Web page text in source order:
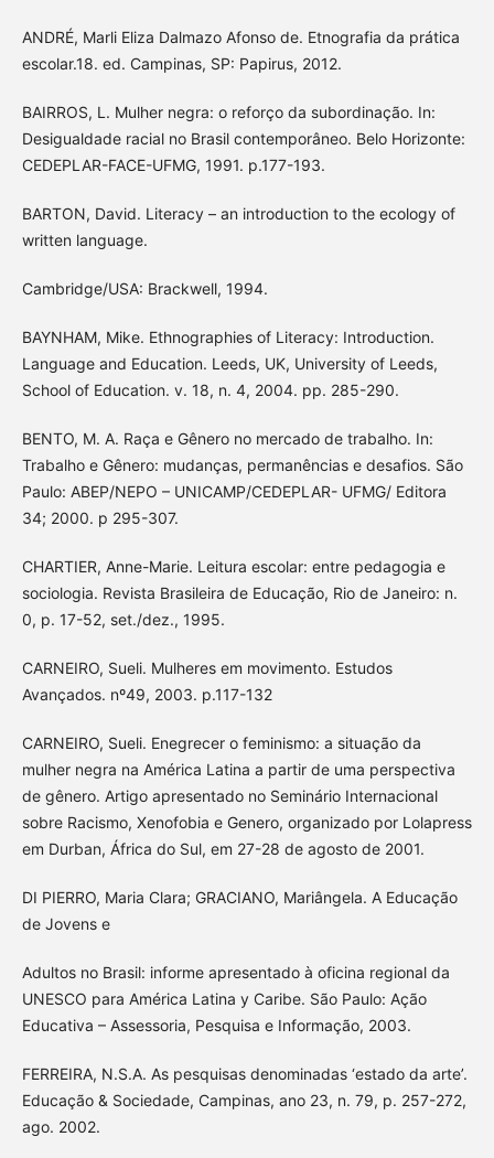
ANDRÉ, Marli Eliza Dalmazo Afonso de. Etnografia da prática
escolar.18. ed. Campinas, SP: Papirus, 2012.
BAIRROS, L. Mulher negra: o reforço da subordinação. In:
Desigualdade racial no Brasil contemporâneo. Belo Horizonte:
CEDEPLAR-FACE-UFMG, 1991. p.177-193.
BARTON, David. Literacy – an introduction to the ecology of
written language.
Cambridge/USA: Brackwell, 1994.
BAYNHAM, Mike. Ethnographies of Literacy: Introduction.
Language and Education. Leeds, UK, University of Leeds,
School of Education. v. 18, n. 4, 2004. pp. 285-290.
BENTO, M. A. Raça e Gênero no mercado de trabalho. In:
Trabalho e Gênero: mudanças, permanências e desafios. São
Paulo: ABEP/NEPO – UNICAMP/CEDEPLAR- UFMG/ Editora
34; 2000. p 295-307.
CHARTIER, Anne-Marie. Leitura escolar: entre pedagogia e
sociologia. Revista Brasileira de Educação, Rio de Janeiro: n.
0, p. 17-52, set./dez., 1995.
CARNEIRO, Sueli. Mulheres em movimento. Estudos
Avançados. nº49, 2003. p.117-132
CARNEIRO, Sueli. Enegrecer o feminismo: a situação da
mulher negra na América Latina a partir de uma perspectiva
de gênero. Artigo apresentado no Seminário Internacional
sobre Racismo, Xenofobia e Genero, organizado por Lolapress
em Durban, África do Sul, em 27-28 de agosto de 2001.
DI PIERRO, Maria Clara; GRACIANO, Mariângela. A Educação
de Jovens e
Adultos no Brasil: informe apresentado à oficina regional da
UNESCO para América Latina y Caribe. São Paulo: Ação
Educativa – Assessoria, Pesquisa e Informação, 2003.
FERREIRA, N.S.A. As pesquisas denominadas ‘estado da arte’.
Educação & Sociedade, Campinas, ano 23, n. 79, p. 257-272,
ago. 2002.